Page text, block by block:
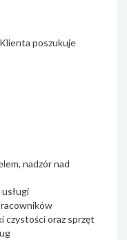
poszukuje
nadzór nad
czystości oraz sprzęt